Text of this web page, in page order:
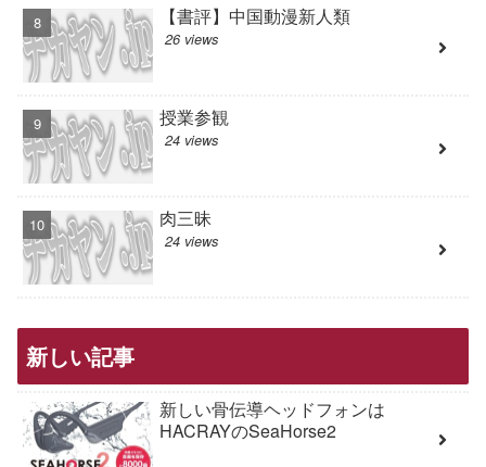
【書評】中国動漫新人類
26 views
授業参観
24 views
肉三昧
24 views
新しい記事
新しい骨伝導ヘッドフォンは
HACRAYのSeaHorse2